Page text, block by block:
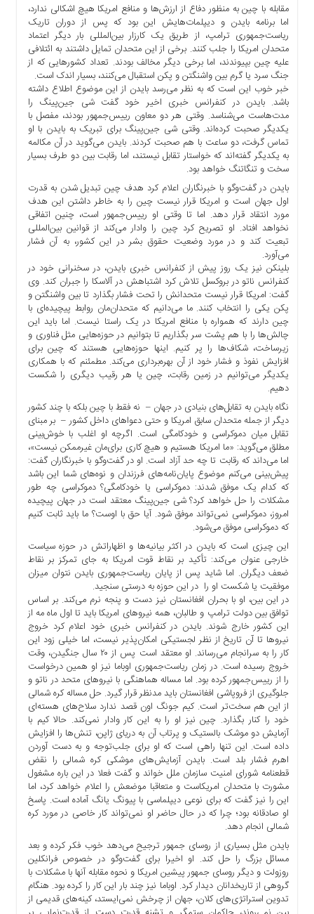
مقابله با چین به منظور دفاع از ارزش‌ها و منافع امریکا هیچ اشکالی ندارد،
اما برنامه بایدن و دیپلمات‌هایش این بود که پس از دوران تاریک
ریاست‌جمهوری ترامپ، از طریق یک کارزار بین‌المللی بار دیگر اعتماد
متحدان امریکا را جلب کنند. برخی از این متحدان تمایل داشتند به ائتلافی
علیه چین بپیوندند، اما برخی دیگر مخالف بودند. تعداد کشورهایی که از
جنگ سرد یا گرم بین واشنگتن و پکن استقبال می‌کنند، بسیار اندک است.
خبر خوب این است که به نظر می‌رسد بایدن از این موضوع اطلاع داشته
باشد. بایدن در کنفرانس خبری اخیر خود گفت شی جین‌پینگ را
مدت‌هاست می‌شناسد. وقتی هر دو معاون رییس‌جمهور بودند، مفصل با
یکدیگر صحبت کرده‌اند. وقتی شی جین‌پینگ برای تبریک به بایدن با او
تماس گرفت، دو ساعت با هم صحبت کردند. بایدن می‌گوید در آن مکالمه
به یکدیگر گفته‌اند که خواستار تقابل نیستند، اما رقابت بین دو طرف بسیار
سخت و تنگاتنگ خواهد بود.
بایدن در گفت‌وگو با خبرنگاران اعلام کرد هدف چین تبدیل شدن به قدرت
اول جهان است و امریکا قرار نیست چین را به خاطر داشتن این هدف
مورد انتقاد قرار دهد. اما تا وقتی او رییس‌جمهور است، چنین اتفاقی
نخواهد افتاد. او تصریح کرد چین را وادار می‌کند از قوانین بین‌المللی
تبعیت کند و در مورد وضعیت حقوق بشر در این کشور، به آن فشار
می‌آورد.
بلینکن نیز یک روز پیش از کنفرانس خبری بایدن، در سخنرانی خود در
کنفرانس ناتو در بروکسل تلاش کرد اشتباهش در آلاسکا را جبران کند. وی
گفت: امریکا قرار نیست متحدانش را تحت فشار بگذارد تا بین واشنگتن و
پکن یکی را انتخاب کنند. ما می‌دانیم که متحدان‌مان روابط پیچیده‌ای با
چین دارند که همواره با منافع امریکا در یک راستا نیست. اما باید این
چالش‌ها را با هم پشت سر بگذاریم تا بتوانیم در حوزه‌هایی مثل فناوری و
زیرساخت، شکاف‌ها را پر کنیم. اینها حوزه‌هایی هستند که چین برای
افزایش نفوذ و فشار خود از آن بهره‌برداری می‌کند. مطمئنم که با همکاری
یکدیگر می‌توانیم در زمین رقابت، چین یا هر رقیب دیگری را شکست
دهیم.
نگاه بایدن به تقابل‌های بنیادی در جهان – نه فقط با چین بلکه با چند کشور
دیگر از جمله متحدان سابق امریکا و حتی دعواهای داخل کشور – بر مبنای
تقابل میان دموکراسی و خودکامگی است. اگرچه او اغلب با خوش‌بینی
مطلق می‌گوید: «ما امریکا هستیم و هیچ کاری برای‌مان غیرممکن نیست»،
اما می‌داند که رقابت تا چه حد آزاد است. او در گفت‌وگو با خبرنگاران گفت:
پیش‌بینی می‌کنم موضوع پایان‌نامه‌های فرزندان و نوه‌های شما این باشد
که کدام یک موفق شدند: دموکراسی یا خودکامگی؟ دموکراسی چه طور
مشکلات را حل خواهد کرد؟ شی جین‌پینگ معتقد است در جهان پیچیده
امروز، دموکراسی نمی‌تواند موفق شود. آیا حق با اوست؟ ما باید ثابت کنیم
که دموکراسی موفق می‌شود.
این چیزی است که بایدن در اکثر بیانیه‌ها و اظهاراتش در حوزه سیاست
خارجی عنوان می‌کند: تأکید بر نقاط قوت امریکا به جای تمرکز بر نقاط
ضعف دیگران. اما شاید پس از پایان ریاست‌جمهوری بایدن نتوان میزان
موفقیت یا شکست او را در این حوزه به درستی سنجید.
در این بین، او با بحران افغانستان نیز دست و پنجه نرم می‌کند. بر اساس
توافق بین دولت ترامپ و طالبان، همه نیروهای امریکا باید تا اول ماه مه از
این کشور خارج شوند. بایدن در کنفرانس خبری خود اعلام کرد خروج
نیروها تا آن تاریخ از نظر لجستیکی امکان‌پذیر نیست، اما خیلی زود این
کار را به سرانجام می‌رساند. او معتقد است پس از ۲۰ سال جنگیدن، وقت
خروج رسیده است. در زمان ریاست‌جمهوری اوباما نیز او همین درخواست
را از رییس‌جمهور کرده بود. اما مساله هماهنگی با نیروهای متحد در ناتو و
جلوگیری از فروپاشی افغانستان باید مدنظر قرار گیرد. حل مساله کره شمالی
از این هم سخت‌تر است. کیم جونگ اون قصد ندارد سلاح‌های هسته‌ای
خود را کنار بگذارد. چین نیز او را به این کار وادار نمی‌کند. حالا کیم با
آزمایش دو موشک بالستیک و پرتاب آن به دریای ژاپن، تنش‌ها را افزایش
داده است. این تنها راهی است که او برای جلب‌توجه و به دست آوردن
اهرم فشار بلد است. بایدن آزمایش‌های موشکی کره شمالی را نقض
قطعنامه شورای امنیت سازمان ملل خواند و گفت فعلا در این باره مشغول
مشورت با متحدان امریکاست و متعاقبا موضعش را اعلام خواهد کرد، اما
این را نیز گفت که برای نوعی دیپلماسی با پیونگ یانگ آماده است. پاسخ
او صادقانه بود؛ چرا که در حال حاضر او نمی‌تواند کار خاصی در مورد کره
شمالی انجام دهد.
بایدن مثل بسیاری از روسای جمهور ترجیح می‌دهد خوب فکر کرده و بعد
مسائل بزرگ را حل کند. او اخیرا برای گفت‌وگو در خصوص فرانکلین
روزولت و دیگر روسای جمهور پیشین امریکا و نحوه مقابله آنها با مشکلات با
گروهی از تاریخدانان دیدار کرد. اوباما نیز چند بار این کار را کرده بود. هنگام
تدوین استراتژی‌های کلان، جهان از چرخش نمی‌ایستد، کینه‌های قدیمی از